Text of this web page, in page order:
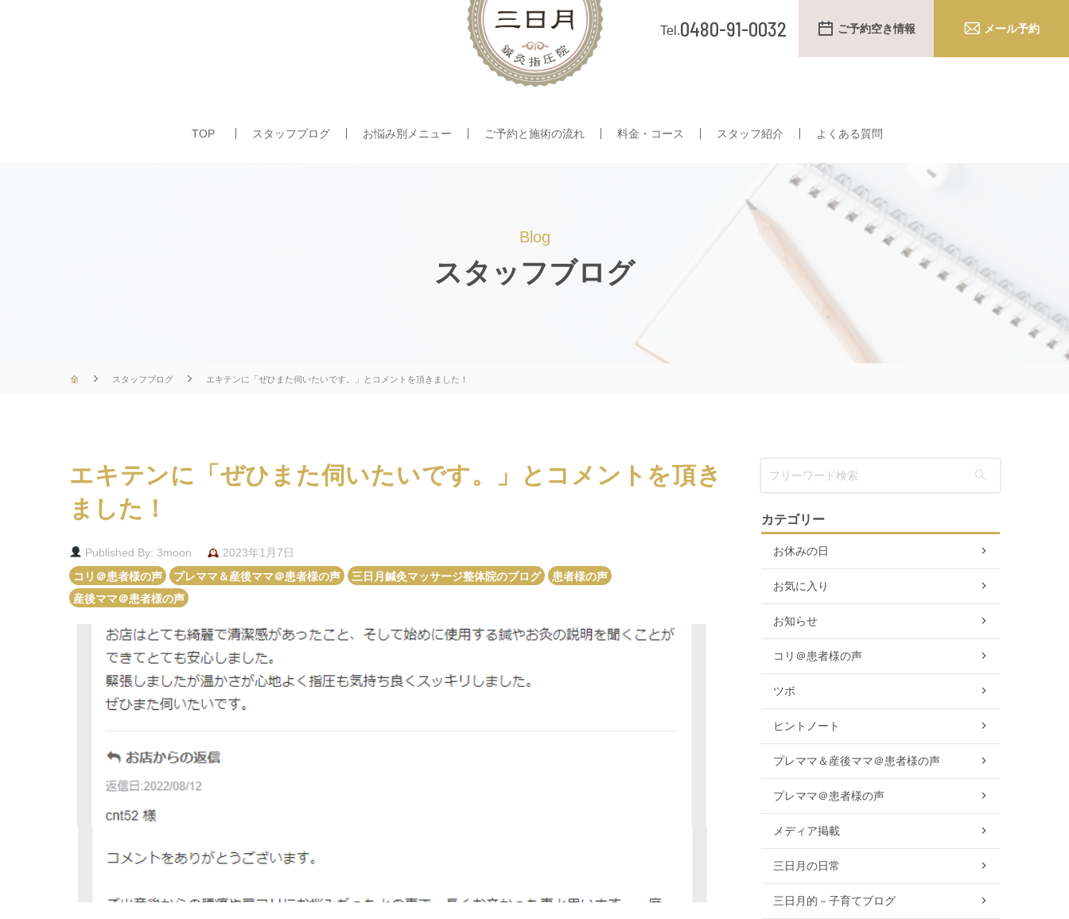
TOP スタッフブログ お悩み別メニュー ご予約と施術の流れ 料金・コース スタッフ紹介 よくある質問
0480-91-0032 ご予約空き情報 メール予約
Blog
スタッフブログ
スタッフブログ エキテンに「ぜひまた伺いたいです。」とコメントを頂きました！
エキテンに「ぜひまた伺いたいです。」とコメントを頂き
ました！
Published By: 3moon 2023年1月7日
コリ＠患者様の声 プレママ＆産後ママ＠患者様の声 三日月鍼灸マッサージ整体院のブログ
患者様の声
産後ママ＠患者様の声
カテゴリー
お休みの日
お気に入り
お知らせ
コリ＠患者様の声
ツボ
ヒントノート
プレママ＆産後ママ＠患者様の声
プレママ＠患者様の声
メディア掲載
三日月の日常
三日月的－子育てブログ